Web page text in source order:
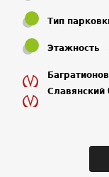
инфраструктурой
застройщик.
выдержит
при
Тип
Этажность
Славянский